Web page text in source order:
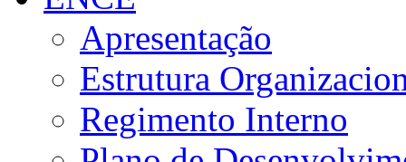
Apresentação
Estrutura
Regimento Interno